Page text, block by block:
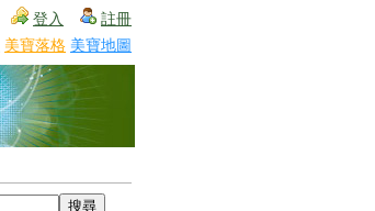
登入 註冊
美寶落格 美寶地圖